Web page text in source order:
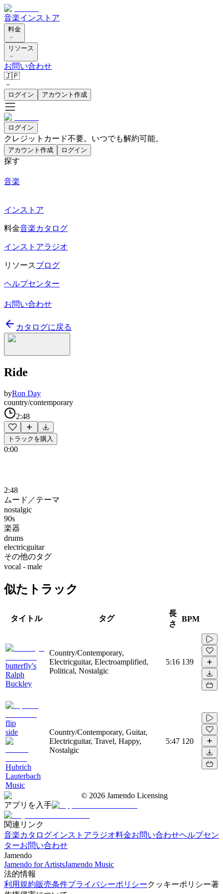
音楽インストア
料金
リソース
お問い合わせ
🇯🇵
ログイン アカウント作成
ログイン
クレジットカード不要。いつでも解約可能。
アカウント作成 ログイン
探す
音楽
インストア
料金音楽カタログ
インストアラジオ
リソースブログ
ヘルプセンター
お問い合わせ
カタログに戻る
Ride
byRon Day
country/contemporary
2:48
トラックを購入
0:00
2:48
ムード／テーマ
nostalgic
90s
楽器
drums
electricguitar
その他のタグ
vocal - male
似たトラック
タイトル タグ
長
さ
BPM
butterfly's
Ralph
Buckley
Country/Contemporary,
Electricguitar, Electroamplified,
Political, Nostalgic
5:16 139
flip
side
Hubrich
Lauterbach
Music
Country/Contemporary, Guitar,
Electricguitar, Travel, Happy,
Nostalgic
5:47 120
© 2026 Jamendo Licensing
アプリを入手
関連リンク
音楽カタログインストアラジオ料金お問い合わせヘルプセン
ターお問い合わせ
Jamendo
Jamendo for ArtistsJamendo Music
法的情報
利用規約販売条件プライバシーポリシークッキーポリシー著